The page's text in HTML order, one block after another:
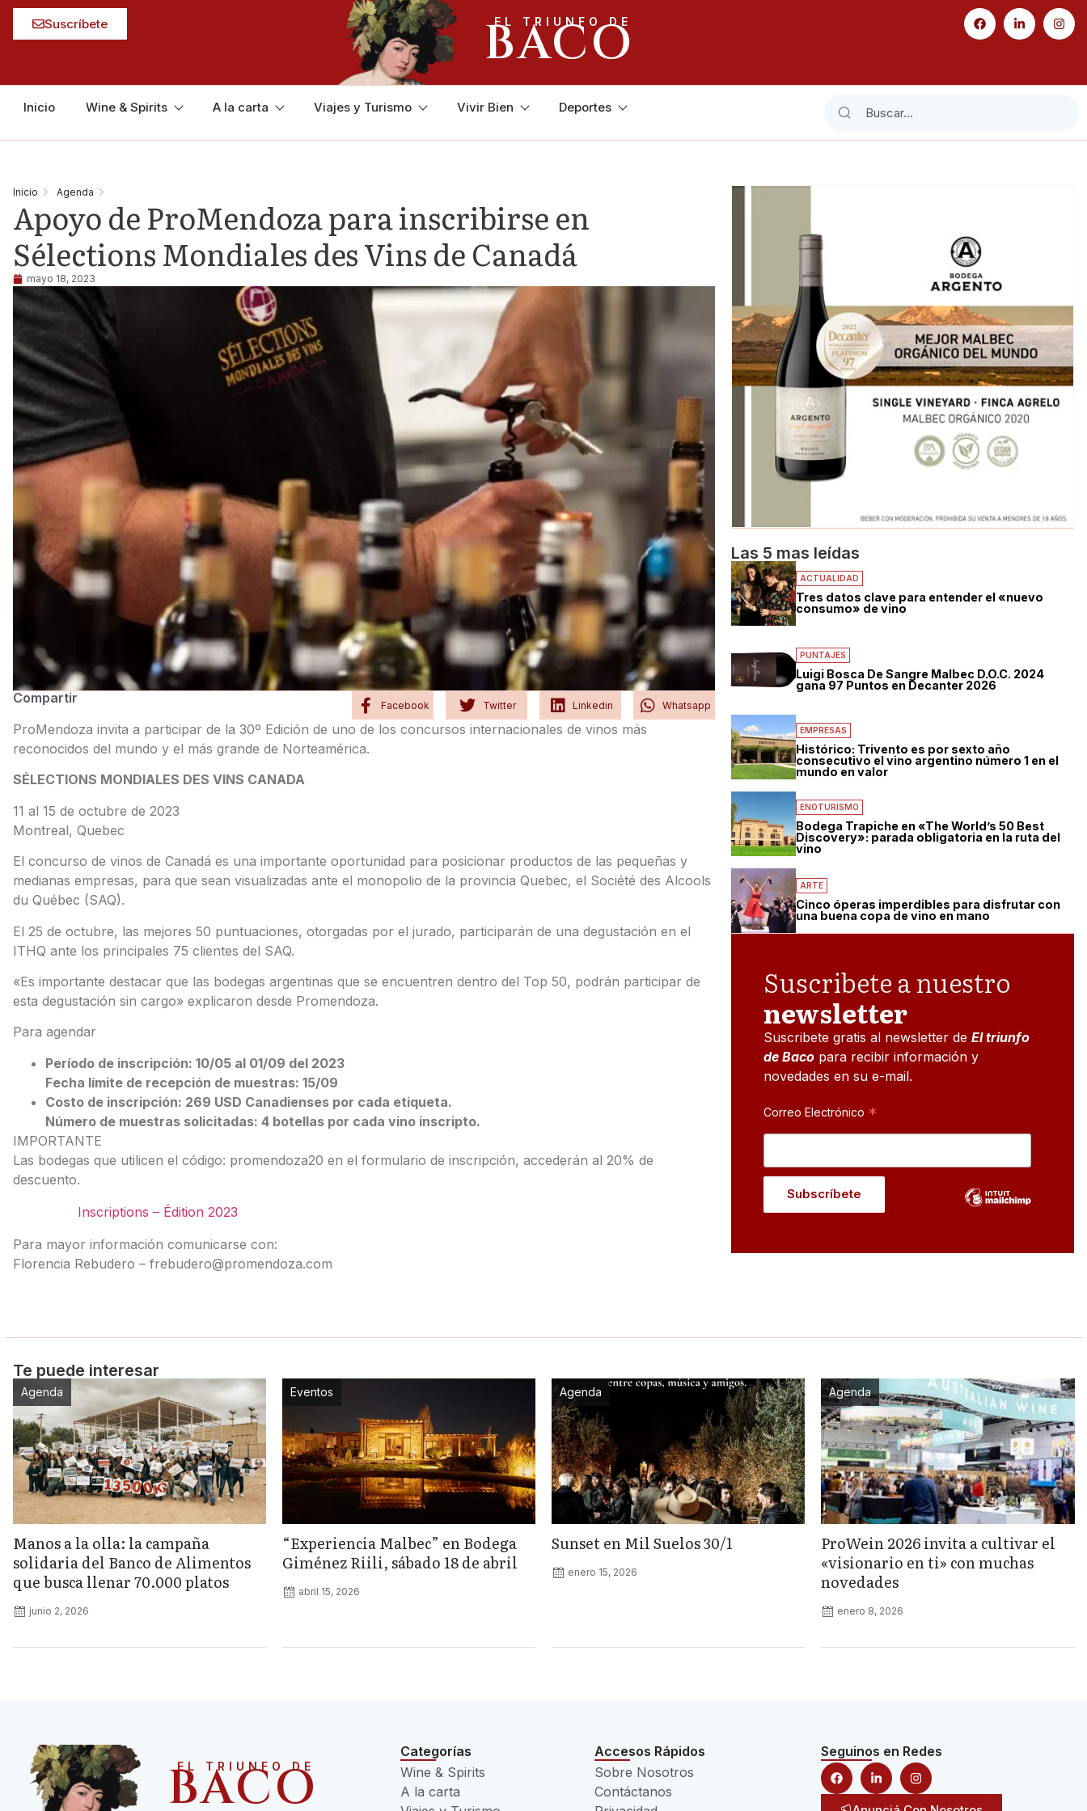
Suscríbete EL TRIUNFO DE
BACO
Inicio Wine & Spirits A la carta Viajes y Turismo Vivir Bien Deportes
Inicio Agenda
Apoyo de ProMendoza para inscribirse en
Sélections Mondiales des Vins de Canadá
mayo 18, 2023
Compartir Facebook Twitter Linkedin Whatsapp
ProMendoza invita a participar de la 30º Edición de uno de los concursos internacionales de vinos más
reconocidos del mundo y el más grande de Norteamérica.
SÉLECTIONS MONDIALES DES VINS CANADA
11 al 15 de octubre de 2023
Montreal, Quebec
El concurso de vinos de Canadá es una importante oportunidad para posicionar productos de las pequeñas y
medianas empresas, para que sean visualizadas ante el monopolio de la provincia Quebec, el Société des Alcools
du Québec (SAQ).
El 25 de octubre, las mejores 50 puntuaciones, otorgadas por el jurado, participarán de una degustación en el
ITHQ ante los principales 75 clientes del SAQ.
«Es importante destacar que las bodegas argentinas que se encuentren dentro del Top 50, podrán participar de
esta degustación sin cargo» explicaron desde Promendoza.
Para agendar
Período de inscripción: 10/05 al 01/09 del 2023
Fecha límite de recepción de muestras: 15/09
Costo de inscripción: 269 USD Canadienses por cada etiqueta.
Número de muestras solicitadas: 4 botellas por cada vino inscripto.
IMPORTANTE
Las bodegas que utilicen el código: promendoza20 en el formulario de inscripción, accederán al 20% de
descuento.
Inscriptions – Édition 2023
Para mayor información comunicarse con:
Florencia Rebudero – frebudero@promendoza.com
Las 5 mas leídas
ACTUALIDAD
Tres datos clave para entender el «nuevo
consumo» de vino
PUNTAJES
Luigi Bosca De Sangre Malbec D.O.C. 2024
gana 97 Puntos en Decanter 2026
EMPRESAS
Histórico: Trivento es por sexto año
consecutivo el vino argentino número 1 en el
mundo en valor
ENOTURISMO
Bodega Trapiche en «The World’s 50 Best
Discovery»: parada obligatoria en la ruta del
vino
ARTE
Cinco óperas imperdibles para disfrutar con
una buena copa de vino en mano
Suscribete a nuestro
newsletter
Suscribete gratis al newsletter deEl triunfo
de Baco para recibir información y
novedades en su e-mail.
Correo Electrónico *
Te puede interesar
Agenda
Manos a la olla: la campaña
solidaria del Banco de Alimentos
que busca llenar 70.000 platos
junio 2, 2026
Eventos
“Experiencia Malbec” en Bodega
Giménez Riili, sábado 18 de abril
abril 15, 2026
Agenda
Sunset en Mil Suelos 30/1
enero 15, 2026
Agenda
ProWein 2026 invita a cultivar el
«visionario en ti» con muchas
novedades
enero 8, 2026
EL TRIUNFO DE
BACO
Categorías
Wine & Spirits
A la carta
Accesos Rápidos
Sobre Nosotros
Contáctanos
Seguinos en Redes